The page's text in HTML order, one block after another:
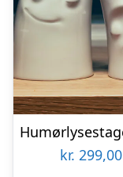
kr. 299,00